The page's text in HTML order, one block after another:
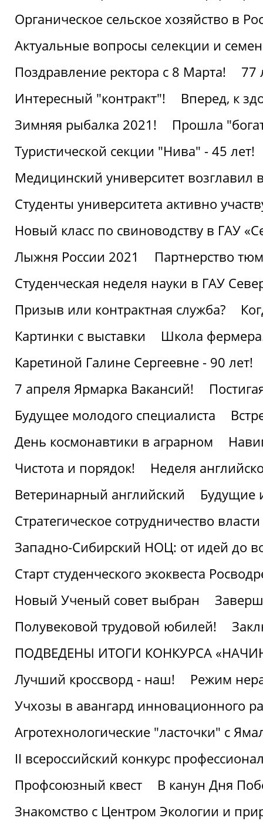
Органическое сельское хозяйство в
Актуальные вопросы селекции и
Поздравление ректора с 8 Марта!
77
Интересный "контракт"!
Вперед, к
Зимняя рыбалка 2021!
Прошла
Туристической секции "Нива" - 45 лет!
Медицинский университет возглавил
Студенты университета активно
Новый класс по свиноводству в ГАУ
Лыжня России 2021
Партнерство
Студенческая неделя науки в ГАУ
Призыв или контрактная служба?
Картинки с выставки
Школа
Каретиной Галине Сергеевне - 90 лет!
7 апреля Ярмарка Вакансий!
Будущее молодого специалиста
День космонавтики в аграрном
Чистота и порядок!
Неделя
Ветеринарный английский
Будущие
Стратегическое сотрудничество
Западно-Сибирский НОЦ: от идей до
Старт студенческого экоквеста
Новый Ученый совет выбран
Полувековой трудовой юбилей!
ПОДВЕДЕНЫ ИТОГИ КОНКУРСА
Лучший кроссворд - наш!
Режим
Учхозы в авангард инновационного
Агротехнологические "ласточки" с
II всероссийский конкурс
Профсоюзный квест
В канун Дня
Знакомство с Центром Экологии и